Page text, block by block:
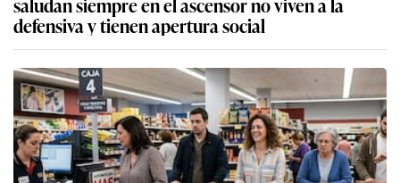
defensiva y tienen apertura social